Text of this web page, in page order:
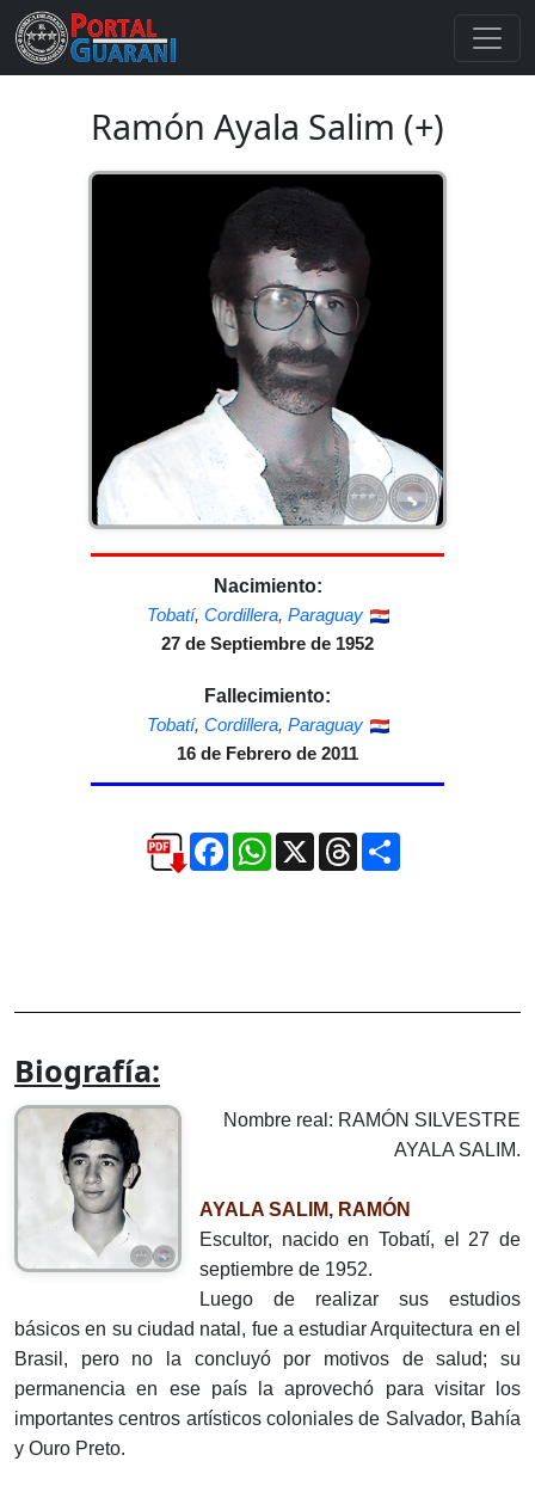
Ramón Ayala Salim (+)
Nacimiento:
Tobatí, Cordillera, Paraguay
27 de Septiembre de 1952
Fallecimiento:
Tobatí, Cordillera, Paraguay
16 de Febrero de 2011
FacebookWhatsApp
X ThreadsCompartir
Biografía:
Nombre real: RAMÓN SILVESTRE
AYALA SALIM.
AYALA SALIM, RAMÓN
Escultor, nacido en Tobatí, el 27 de
septiembre de 1952.
Luego de realizar sus estudios
básicos en su ciudad natal, fue a estudiar Arquitectura en el
Brasil, pero no la concluyó por motivos de salud; su
permanencia en ese país la aprovechó para visitar los
importantes centros artísticos coloniales de Salvador, Bahía
y Ouro Preto.